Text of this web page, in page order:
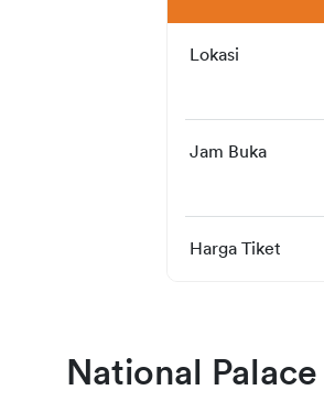
Lokasi
Jam Buka
Harga Tiket
National